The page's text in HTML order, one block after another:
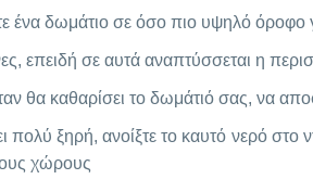
ένα δωμάτιο σε όσο πιο υψηλό όροφο
επειδή σε αυτά αναπτύσσεται η
θα καθαρίσει το δωμάτιό σας, να
ξηρή, ανοίξτε το καυτό νερό
χώρους